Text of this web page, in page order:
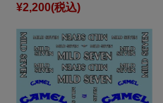
¥2,200(税込)